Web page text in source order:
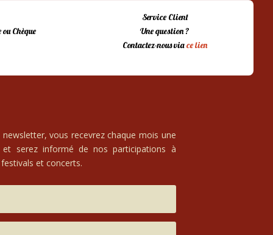
Chèque
Service Client
Une question ?
Contactez-nous viace lien
vous recevrez chaque mois une
serez informé de nos participations à
et concerts.